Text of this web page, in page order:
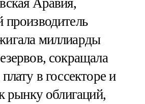
миллиарды
сокращала
в госсекторе и
рынку облигаций,